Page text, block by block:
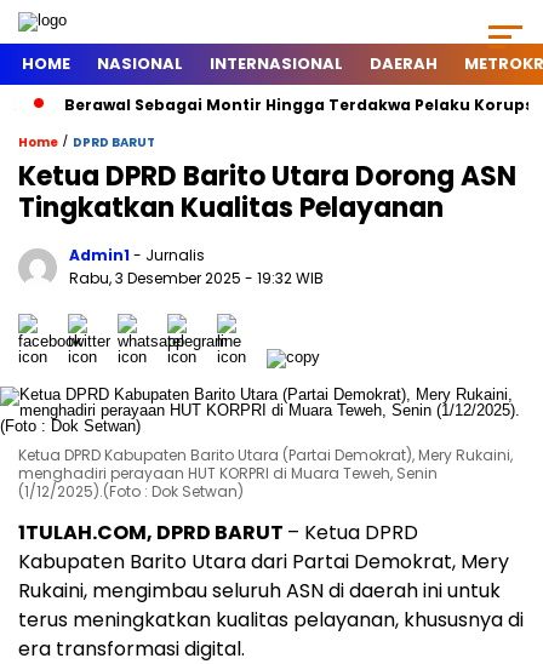
HOME NASIONAL INTERNASIONAL DAERAH
Berawal Sebagai Montir Hingga Terdakwa Pelaku Korupsi
Home / DPRD BARUT
Ketua DPRD Barito Utara Dorong ASN
Tingkatkan Kualitas Pelayanan
Admin1- Jurnalis
Rabu, 3 Desember 2025 - 19:32 WIB
Ketua DPRD Kabupaten Barito Utara (Partai Demokrat), Mery Rukaini,
menghadiri perayaan HUT KORPRI di Muara Teweh, Senin
(1/12/2025).(Foto : Dok Setwan)
1TULAH.COM, DPRD BARUT – Ketua DPRD
Kabupaten Barito Utara dari Partai Demokrat, Mery
Rukaini, mengimbau seluruh ASN di daerah ini untuk
terus meningkatkan kualitas pelayanan, khususnya di
era transformasi digital.